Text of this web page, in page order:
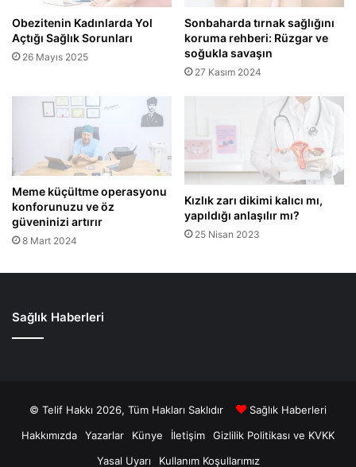
Sağlık Haberleri
© Telif Hakkı 2026, Tüm Hakları Saklıdır
Sağlık Haberleri
Hakkımızda
Yazarlar Künye İletişim
Gizlilik Politikası ve KVKK
Yasal Uyarı
Kullanım Koşullarımız